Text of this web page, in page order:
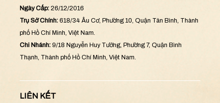
Ngày Cấp: 26/12/2016
Trụ Sở Chính: 618/34 Âu Cơ, Phường 10, Quận Tân Bình, Thành
phố Hồ Chí Minh, Việt Nam.
Chi Nhánh: 9/18 Nguyễn Huy Tưởng, Phường 7, Quận Bình
Thạnh, Thành phố Hồ Chí Minh, Việt Nam.
LIÊN KẾT